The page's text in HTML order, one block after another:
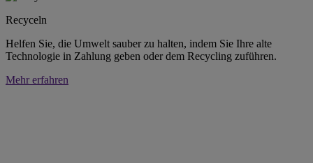
Recyceln
Helfen Sie, die Umwelt sauber zu halten, indem Sie Ihre alte
Technologie in Zahlung geben oder dem Recycling zuführen.
Mehr erfahren